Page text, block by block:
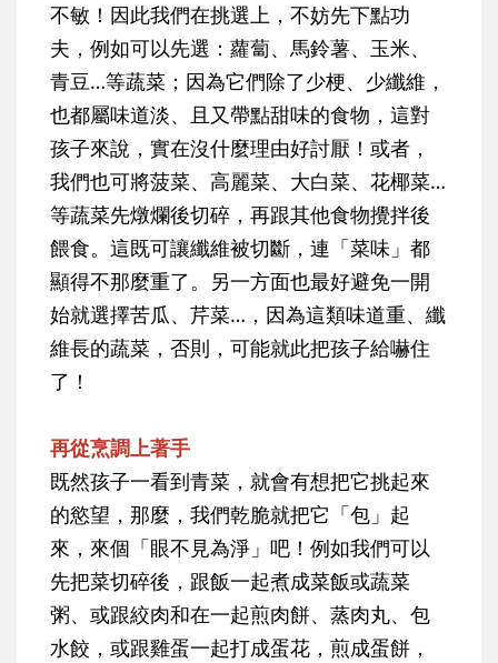
不敏！因此我們在挑選上，不妨先下點功
夫，例如可以先選：蘿蔔、馬鈴薯、玉米、
青豆…等蔬菜；因為它們除了少梗、少纖維，
也都屬味道淡、且又帶點甜味的食物，這對
孩子來說，實在沒什麼理由好討厭！或者，
我們也可將菠菜、高麗菜、大白菜、花椰菜…
等蔬菜先燉爛後切碎，再跟其他食物攪拌後
餵食。這既可讓纖維被切斷，連「菜味」都
顯得不那麼重了。另一方面也最好避免一開
始就選擇苦瓜、芹菜…，因為這類味道重、纖
維長的蔬菜，否則，可能就此把孩子給嚇住
了！
再從烹調上著手
既然孩子一看到青菜，就會有想把它挑起來
的慾望，那麼，我們乾脆就把它「包」起
來，來個「眼不見為淨」吧！例如我們可以
先把菜切碎後，跟飯一起煮成菜飯或蔬菜
粥、或跟絞肉和在一起煎肉餅、蒸肉丸、包
水餃，或跟雞蛋一起打成蛋花，煎成蛋餅，